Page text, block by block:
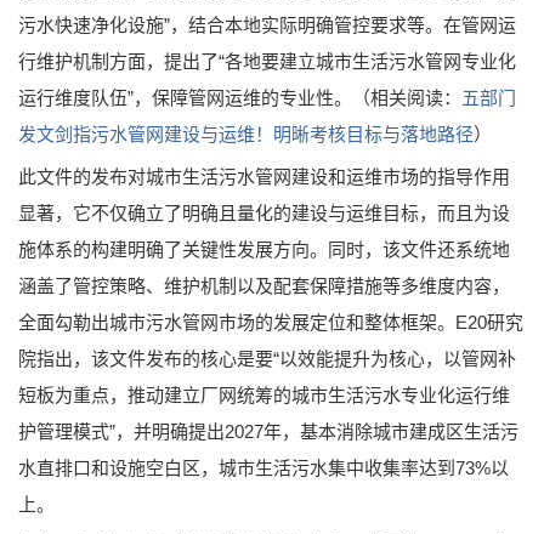
污水快速净化设施”，结合本地实际明确管控要求等。在管网运
行维护机制方面，提出了“各地要建立城市生活污水管网专业化
运行维度队伍”，保障管网运维的专业性。（相关阅读： 五部门
发文剑指污水管网建设与运维！明晰考核目标与落地路径）
此文件的发布对城市生活污水管网建设和运维市场的指导作用
显著，它不仅确立了明确且量化的建设与运维目标，而且为设
施体系的构建明确了关键性发展方向。同时，该文件还系统地
涵盖了管控策略、维护机制以及配套保障措施等多维度内容，
全面勾勒出城市污水管网市场的发展定位和整体框架。E20研究
院指出，该文件发布的核心是要“以效能提升为核心，以管网补
短板为重点，推动建立厂网统筹的城市生活污水专业化运行维
护管理模式”，并明确提出2027年，基本消除城市建成区生活污
水直排口和设施空白区，城市生活污水集中收集率达到73%以
上。